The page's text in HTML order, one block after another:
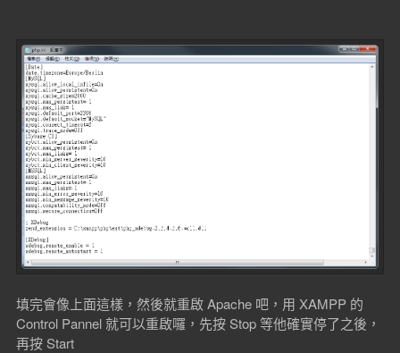
填完會像上面這樣，然後就重啟 Apache 吧，用 XAMPP 的
Control Pannel 就可以重啟囉，先按 Stop 等他確實停了之後，
再按 Start